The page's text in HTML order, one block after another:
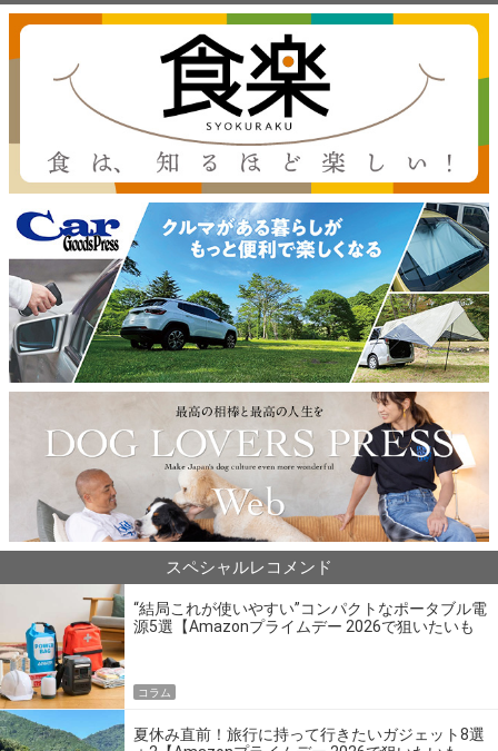
スペシャルレコメンド
“結局これが使いやすい”コンパクトなポータブル電
源5選【Amazonプライムデー 2026で狙いたいも
コラム
夏休み直前！旅行に持って行きたいガジェット8選